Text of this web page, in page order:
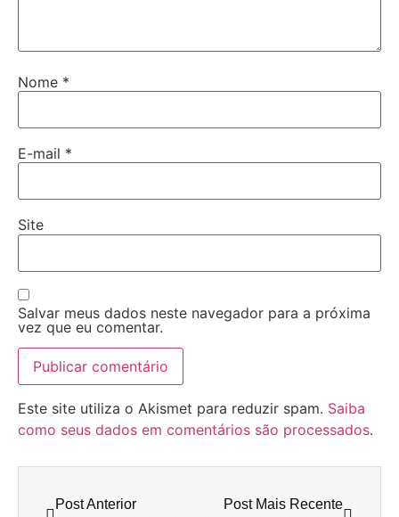
Nome *
E-mail *
Site
Salvar meus dados neste navegador para a próxima
vez que eu comentar.
Este site utiliza o Akismet para reduzir spam. Saiba
como seus dados em comentários são processados.
Post Anterior Post Mais Recente